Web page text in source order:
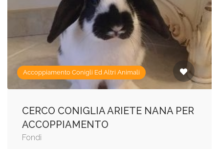
Accoppiamento Conigli Ed Altri Animali
CERCO CONIGLIA ARIETE NANA PER
ACCOPPIAMENTO
Fondi